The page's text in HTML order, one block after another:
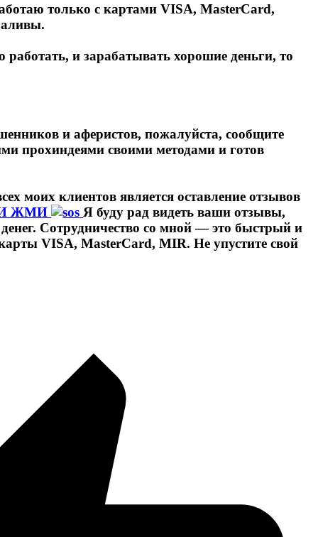
только с картами VISA, MasterCard,
и зарабатывать хорошие деньги, то
и аферистов, пожалуйста, сообщите
прохиндеями своими методами и готов
моих клиентов является оставление отзывов
ЖМИ
Я буду рад видеть ваши отзывы,
Сотрудничество со мной — это быстрый и
VISA, MasterCard, MIR. Не упустите свой